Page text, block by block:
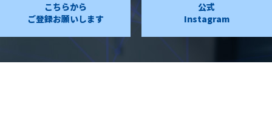
こちらから
ご登録お願いします
公式
Instagram